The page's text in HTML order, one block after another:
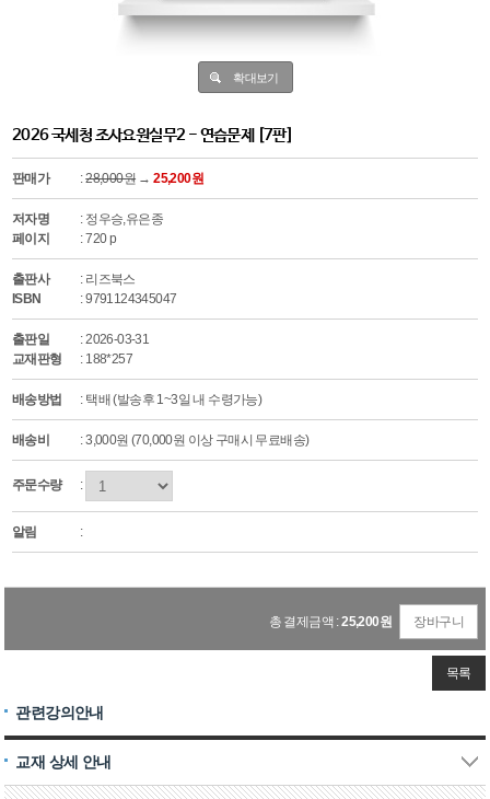
확대보기
2026 국세청 조사요원실무2 - 연습문제 [7판]
판매가 :28,000원 →25,200원
저자명
: 정우승,유은종
페이지
: 720 p
출판사
: 리즈북스
ISBN
: 9791124345047
출판일
: 2026-03-31
교재판형
: 188*257
배송방법 : 택배 (발송후 1~3일 내 수령가능)
배송비 : 3,000원 (70,000원 이상 구매시 무료배송)
주문수량 :
알림 :
총 결제금액 :25,200원 장바구니
목록
관련강의안내
교재 상세 안내